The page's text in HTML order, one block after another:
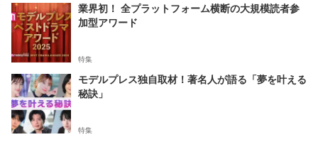
業界初！ 全プラットフォーム横断の大規模読者参
加型アワード
特集
モデルプレス独自取材！著名人が語る「夢を叶える
秘訣」
特集